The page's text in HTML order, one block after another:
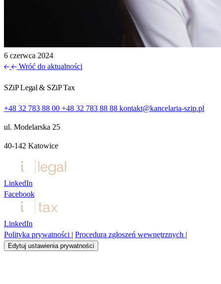
6 czerwca 2024
Wróć do aktualności
SZiP Legal & SZiP Tax
+48 32 783 88 00 +48 32 783 88 88 kontakt@kancelaria-szip.pl
ul. Modelarska 25
40‑142 Katowice
LinkedIn
Facebook
LinkedIn
Polityka prywatności | Procedura zgłoszeń wewnętrznych |
Edytuj ustawienia prywatności